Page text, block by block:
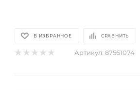
В ИЗБРАННОЕ СРАВНИТЬ
Артикул: 87561074